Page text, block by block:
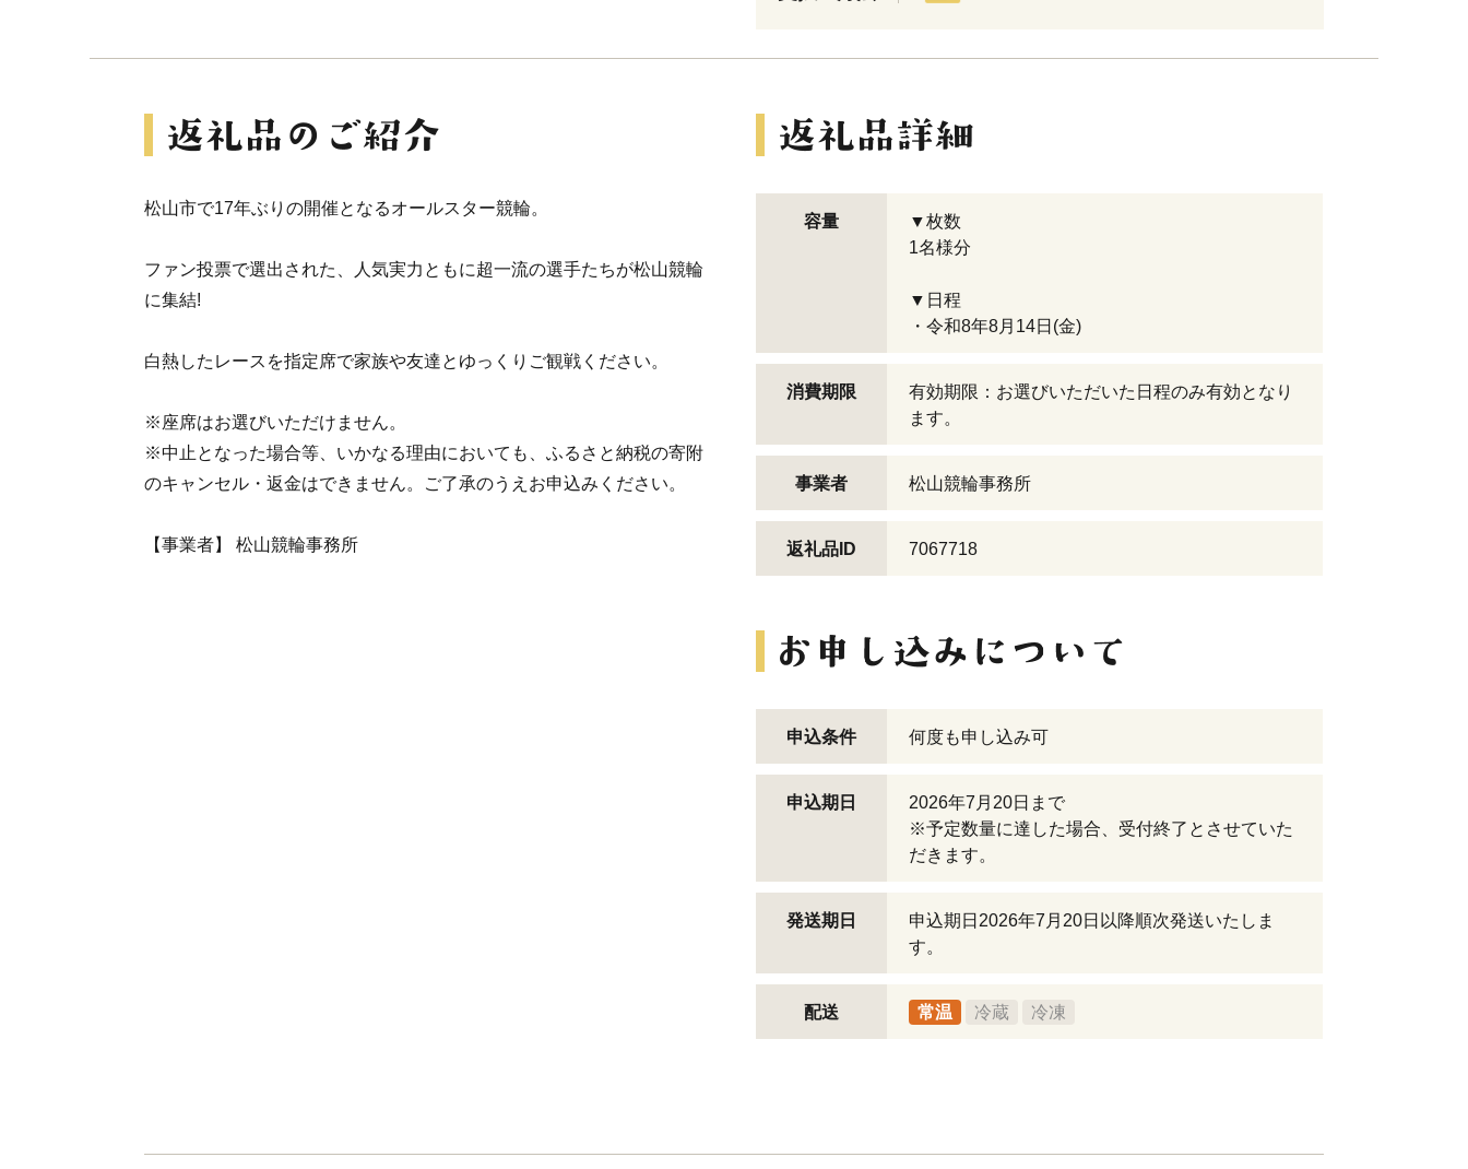
松山市で17年ぶりの開催となるオールスター競輪。
ファン投票で選出された、人気実力ともに超一流の選手たちが松山競輪
に集結!
白熱したレースを指定席で家族や友達とゆっくりご観戦ください。
※座席はお選びいただけません。
※中止となった場合等、いかなる理由においても、ふるさと納税の寄附
のキャンセル・返金はできません。ご了承のうえお申込みください。
【事業者】 松山競輪事務所
容量
▼枚数
1名様分
▼日程
・令和8年8月14日(金)
消費期限
有効期限：お選びいただいた日程のみ有効となり
ます。
事業者 松山競輪事務所
返礼品ID 7067718
申込条件 何度も申し込み可
申込期日
2026年7月20日まで
※予定数量に達した場合、受付終了とさせていた
だきます。
発送期日
申込期日2026年7月20日以降順次発送いたしま
す。
配送 常温 冷蔵 冷凍